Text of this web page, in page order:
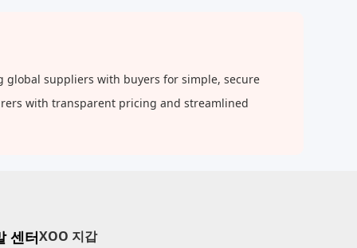
global suppliers with buyers for simple, secure
with transparent pricing and streamlined
센터XOO 지갑